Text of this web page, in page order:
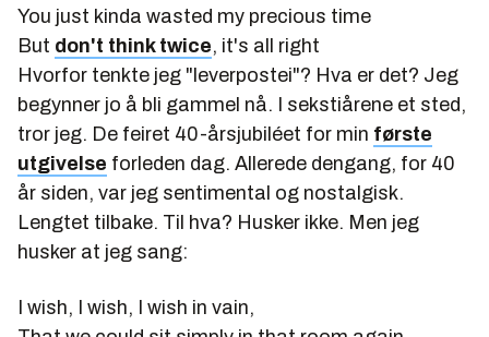
You just kinda wasted my precious time
But don't think twice, it's all right
Hvorfor tenkte jeg "leverpostei"? Hva er det? Jeg
begynner jo å bli gammel nå. I sekstiårene et sted,
tror jeg. De feiret 40-årsjubiléet for min første
utgivelse forleden dag. Allerede dengang, for 40
år siden, var jeg sentimental og nostalgisk.
Lengtet tilbake. Til hva? Husker ikke. Men jeg
husker at jeg sang:
I wish, I wish, I wish in vain,